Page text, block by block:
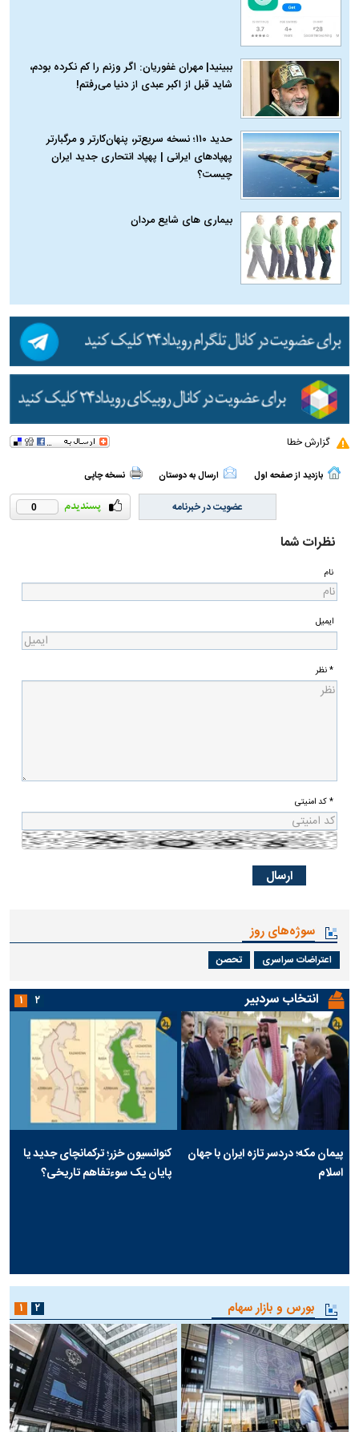
ببینید| مهران غفوریان: اگر وزنم را کم نکرده بودم،
شاید قبل از اکبر عبدی از دنیا می‌رفتم!
حدید ۱۱۰؛ نسخه سریع‌تر، پنهان‌کارتر و مرگبارتر
پهپادهای ایرانی | پهپاد انتحاری جدید ایران
چیست؟
بیماری‌ های شایع مردان
گزارش خطا
بازدید از صفحه اول ارسال به دوستان نسخه چاپی
0 عضویت در خبرنامه
نظرات شما
نام
ایمیل
* نظر
* کد امنیتی
سوژه‌های روز
اعتراضات سراسری تحصن
انتخاب سردبیر
پیمان مکه؛ دردسر تازه ایران با جهان
اسلام
کنوانسیون خزر؛ ترکمانچای جدید یا
پایان یک سوءتفاهم تاریخی؟
۱ ۲
بورس و بازار سهام ۱ ۲